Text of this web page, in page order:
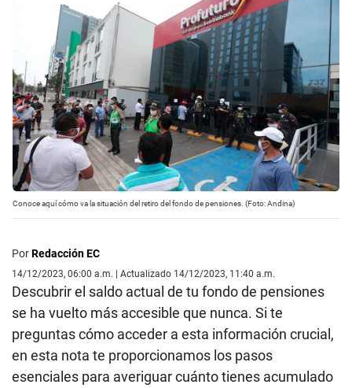
Conoce aquí cómo va la situación del retiro del fondo de pensiones. (Foto: Andina)
PorRedacción EC
14/12/2023, 06:00 a.m. | Actualizado 14/12/2023, 11:40 a.m.
Descubrir el saldo actual de tu fondo de pensiones
se ha vuelto más accesible que nunca. Si te
preguntas cómo acceder a esta información crucial,
en esta nota te proporcionamos los pasos
esenciales para averiguar cuánto tienes acumulado